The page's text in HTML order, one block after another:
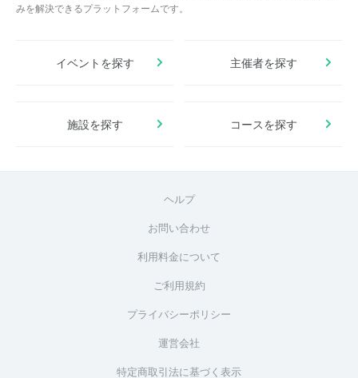
みを解決できるプラットフォームです。
イベントを探す 主催者を探す
施設を探す コースを探す
ヘルプ
お問い合わせ
利用料金について
ご利用規約
プライバシーポリシー
運営会社
特定商取引法に基づく表示